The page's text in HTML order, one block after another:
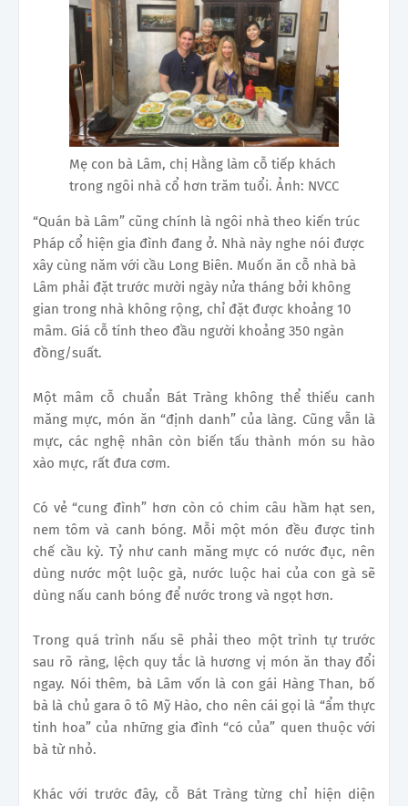
Mẹ con bà Lâm, chị Hằng làm cỗ tiếp khách
trong ngôi nhà cổ hơn trăm tuổi. Ảnh: NVCC
“Quán bà Lâm” cũng chính là ngôi nhà theo kiến trúc
Pháp cổ hiện gia đình đang ở. Nhà này nghe nói được
xây cùng năm với cầu Long Biên. Muốn ăn cỗ nhà bà
Lâm phải đặt trước mười ngày nửa tháng bởi không
gian trong nhà không rộng, chỉ đặt được khoảng 10
mâm. Giá cỗ tính theo đầu người khoảng 350 ngàn
đồng/suất.
Một mâm cỗ chuẩn Bát Tràng không thể thiếu canh
măng mực, món ăn “định danh” của làng. Cũng vẫn là
mực, các nghệ nhân còn biến tấu thành món su hào
xào mực, rất đưa cơm.
Có vẻ “cung đình” hơn còn có chim câu hầm hạt sen,
nem tôm và canh bóng. Mỗi một món đều được tinh
chế cầu kỳ. Tỷ như canh măng mực có nước đục, nên
dùng nước một luộc gà, nước luộc hai của con gà sẽ
dùng nấu canh bóng để nước trong và ngọt hơn.
Trong quá trình nấu sẽ phải theo một trình tự trước
sau rõ ràng, lệch quy tắc là hương vị món ăn thay đổi
ngay. Nói thêm, bà Lâm vốn là con gái Hàng Than, bố
bà là chủ gara ô tô Mỹ Hào, cho nên cái gọi là “ẩm thực
tinh hoa” của những gia đình “có của” quen thuộc với
bà từ nhỏ.
Khác với trước đây, cỗ Bát Tràng từng chỉ hiện diện